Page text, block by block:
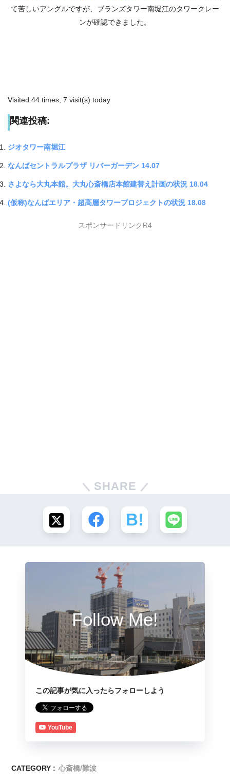
て苦しいアングルですが、ブランズタワー南堀江のタワークレー
ンが確認できました。
Visited 44 times, 7 visit(s) today
関連投稿:
ジオタワー南堀江
なんばセントラルプラザ リバーガーデン 14.07
さよなら大丸本館。大丸心斎橋店本館建替え計画の状況 18.04
(仮称)なんばエリア・超高層タワープロジェクトの状況 18.08
スポンサードリンクR4
SHARE
Follow Me!
この記事が気に入ったらフォローしよう
YouTube
CATEGORY : 心斎橋/難波